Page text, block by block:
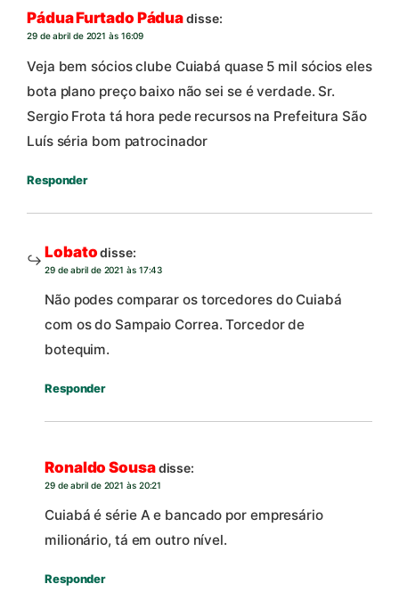
Pádua Furtado Páduadisse:
29 de abril de 2021 às 16:09
Veja bem sócios clube Cuiabá quase 5 mil sócios eles
bota plano preço baixo não sei se é verdade. Sr.
Sergio Frota tá hora pede recursos na Prefeitura São
Luís séria bom patrocinador
Responder
Lobatodisse:
29 de abril de 2021 às 17:43
Não podes comparar os torcedores do Cuiabá
com os do Sampaio Correa. Torcedor de
botequim.
Responder
Ronaldo Sousadisse:
29 de abril de 2021 às 20:21
Cuiabá é série A e bancado por empresário
milionário, tá em outro nível.
Responder